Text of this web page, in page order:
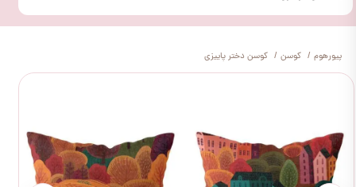
پیورهوم کوسن کوسن دختر پاییزی